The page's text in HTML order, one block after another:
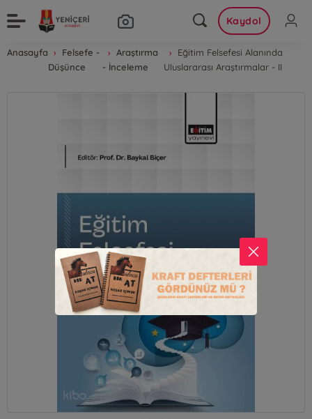
Kaydol
Anasayfa
Felsefe -
Düşünce
Araştırma
- İnceleme
Eğitim Felsefesi Alanında
Uluslararası Araştırmalar - II